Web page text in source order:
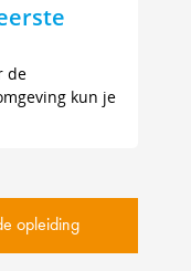
de
kun je
opleiding